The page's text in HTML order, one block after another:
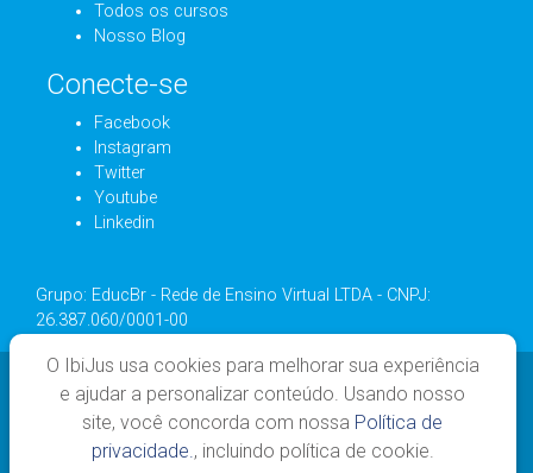
Todos os cursos
Nosso Blog
Conecte-se
Facebook
Instagram
Twitter
Youtube
Linkedin
Grupo: EducBr - Rede de Ensino Virtual LTDA - CNPJ:
26.387.060/0001-00
O IbiJus usa cookies para melhorar sua experiência
e ajudar a personalizar conteúdo. Usando nosso
site, você concorda com nossa Política de
privacidade., incluindo política de cookie.